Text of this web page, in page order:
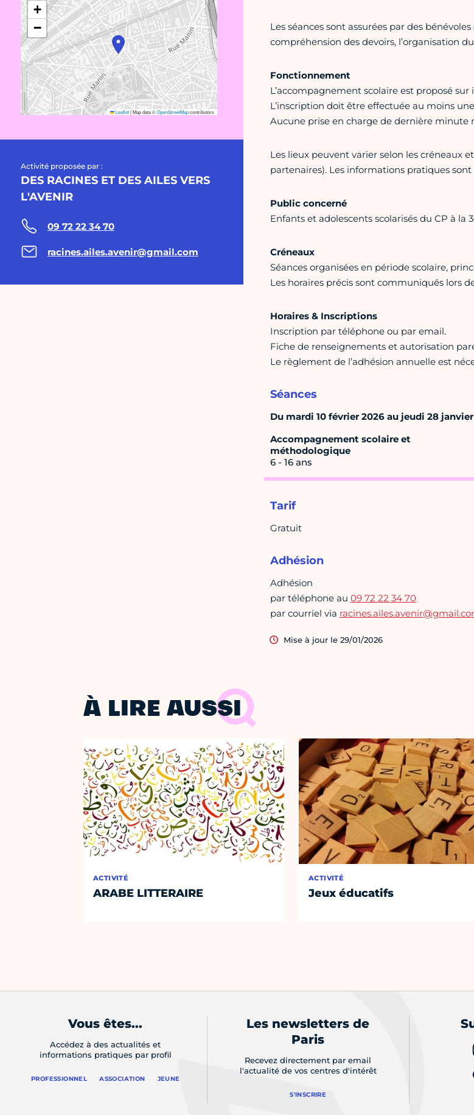
+
−
Leaflet|Map data ©OpenStreetMapcontributors
Activité proposée par :
DES RACINES ET DES AILES VERS
L'AVENIR
09 72 22 34 70
racines.ailes.avenir@gmail.com
Les séances sont assurées par des
compréhension des devoirs, l’organisation
Fonctionnement
L’accompagnement scolaire est proposé
L’inscription doit être effectuée au moins
Aucune prise en charge de dernière minute
Les lieux peuvent varier selon les créneaux
partenaires). Les informations pratiques
Public concerné
Enfants et adolescents scolarisés du CP à la
Créneaux
Séances organisées en période scolaire,
Les horaires précis sont communiqués lors
Horaires & Inscriptions
Inscription par téléphone ou par email.
Fiche de renseignements et autorisation
Le règlement de l’adhésion annuelle est
Séances
Du mardi 10 février 2026 au jeudi 28
Accompagnement scolaire et
méthodologique
6 - 16 ans
Tarif
Gratuit
Adhésion
Adhésion
par téléphone au 09 72 22 34 70
par courriel via
Mise à jour le 29/01/2026
À LIRE AUSSI
ACTIVITÉ
ARABE LITTERAIRE
ACTIVITÉ
Jeux éducatifs
Vous êtes...
Accédez à des actualités et
informations pratiques par profil
PROFESSIONNEL ASSOCIATION JEUNE
Les newsletters de
Paris
Recevez directement par email
l'actualité de vos centres d'intérêt
S'INSCRIRE